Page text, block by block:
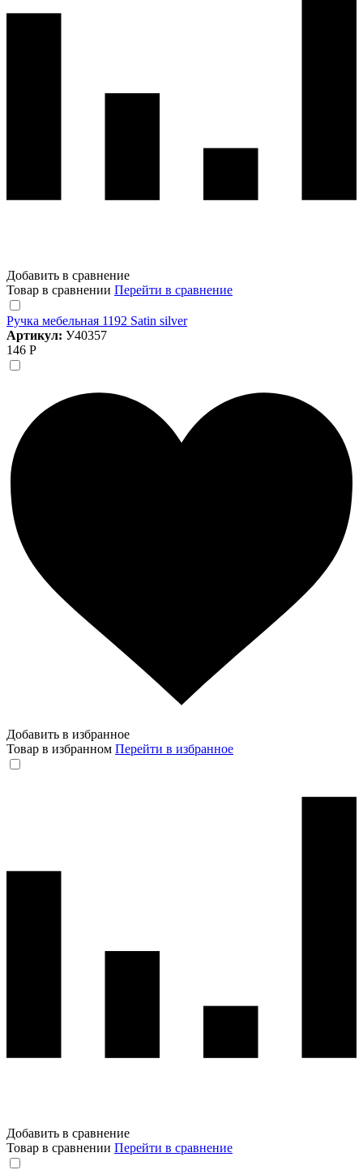
Добавить в сравнение
Товар в сравнении Перейти в сравнение
Ручка мебельная 1192 Satin silver
Артикул: У40357
146 Р
Добавить в избранное
Товар в избранном Перейти в избранное
Добавить в сравнение
Товар в сравнении Перейти в сравнение